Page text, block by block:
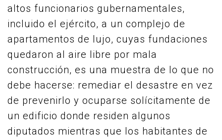
altos funcionarios gubernamentales,
incluido el ejército, a un complejo de
apartamentos de lujo, cuyas fundaciones
quedaron al aire libre por mala
construcción, es una muestra de lo que no
debe hacerse: remediar el desastre en vez
de prevenirlo y ocuparse solícitamente de
un edificio donde residen algunos
diputados mientras que los habitantes de